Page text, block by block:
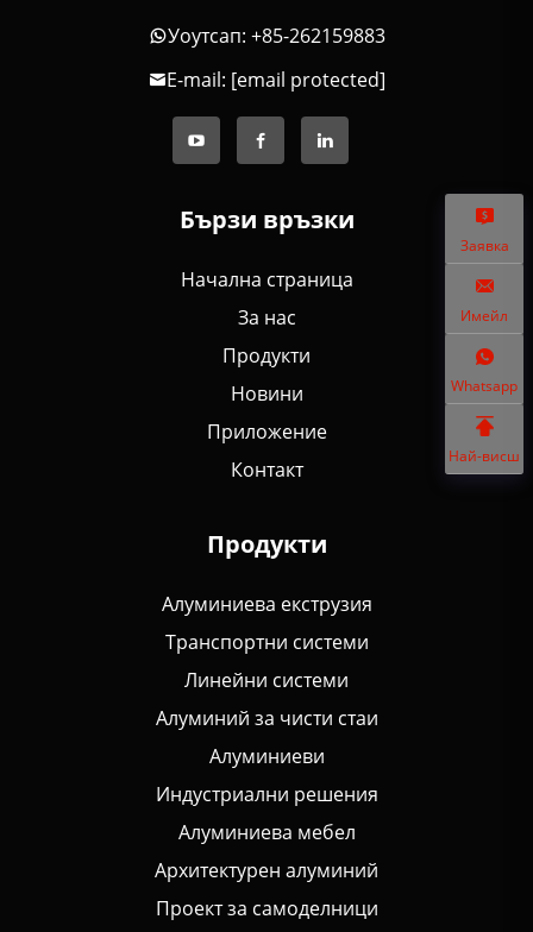
Заявка
Имейл
Whatsapp
Най-висш
Уоутсап: +85-262159883
E-mail: [email protected]
Бързи връзки
Начална страница
За нас
Продукти
Новини
Приложение
Контакт
Продукти
Алуминиева екструзия
Транспортни системи
Линейни системи
Алуминий за чисти стаи
Алуминиеви
Индустриални решения
Алуминиева мебел
Архитектурен алуминий
Проект за самоделници